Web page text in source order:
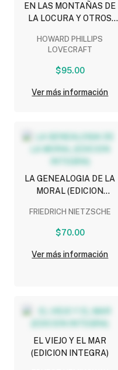
EN LAS MONTAÑAS DE
LA LOCURA Y OTROS
INTEGRA)
HOWARD PHILLIPS
LOVECRAFT
$95.00
Ver más información
LA GENEALOGIA DE LA
MORAL (EDICION
FRIEDRICH NIETZSCHE
$70.00
Ver más información
EL VIEJO Y EL MAR
(EDICION INTEGRA)